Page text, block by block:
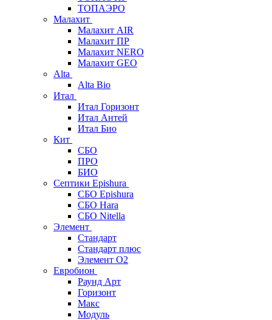
ТОПАЭРО
Малахит
Малахит AIR
Малахит ПР
Малахит NERO
Малахит GEO
Alta
Alta Bio
Итал
Итал Горизонт
Итал Антей
Итал Био
Кит
СБО
ПРО
БИО
Септики Epishura
СБО Epishura
СБО Hara
СБО Nitella
Элемент
Стандарт
Стандарт плюс
Элемент О2
Евробион
Раунд Арт
Горизонт
Макс
Модуль